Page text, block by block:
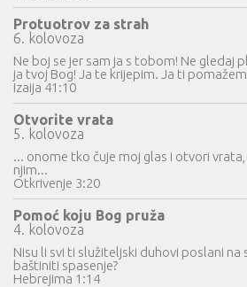
Protuotrov za strah
6. kolovoza
Ne boj se jer sam ja s tobom! Ne gledaj
ja tvoj Bog! Ja te krijepim. Ja ti
Izaija 41:10
Otvorite vrata
5. kolovoza
... onome tko čuje moj glas i otvori vrata,
njim...
Otkrivenje 3:20
Pomoć koju Bog pruža
4. kolovoza
Nisu li svi ti služiteljski duhovi poslani na
baštiniti spasenje?
Hebrejima 1:14